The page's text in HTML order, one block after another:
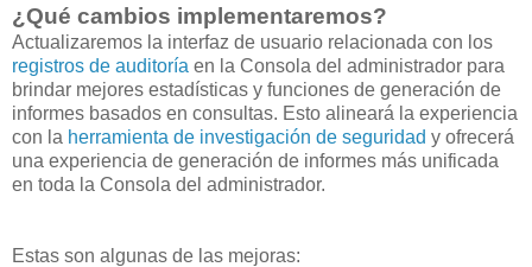
¿Qué cambios implementaremos?
Actualizaremos la interfaz de usuario relacionada con los
registros de auditoría en la Consola del administrador para
brindar mejores estadísticas y funciones de generación de
informes basados en consultas. Esto alineará la experiencia
con la herramienta de investigación de seguridad y ofrecerá
una experiencia de generación de informes más unificada
en toda la Consola del administrador.
Estas son algunas de las mejoras: